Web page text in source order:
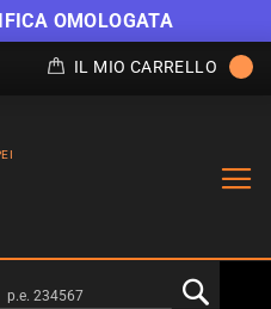
OMOLOGATA
IL MIO CARRELLO
Doofinder